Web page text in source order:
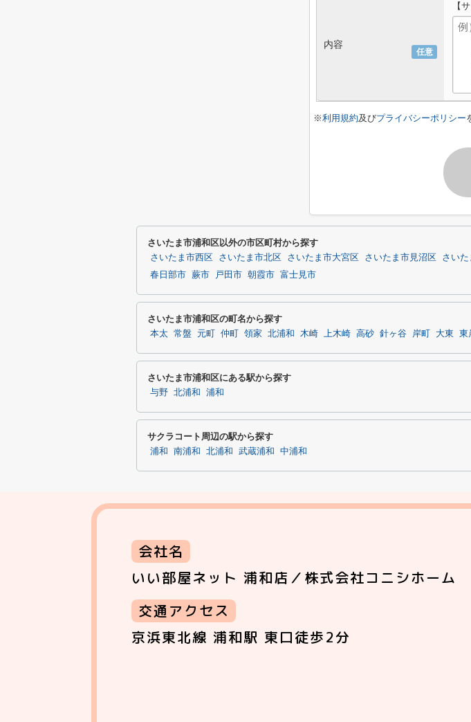
任意
内容
【
※利用規約及びプライバシーポリシー
さいたま市浦和区以外の市区町村から探す
さいたま市西区 さいたま市北区 さいたま市大宮区 さいたま市見沼区 さいた
春日部市
蕨市 戸田市 朝霞市 富士見市
さいたま市浦和区の町名から探す
本太 常盤 元町 仲町 領家 北浦和 木崎 上木崎 高砂 針ヶ谷 岸町 大東 東
さいたま市浦和区にある駅から探す
与野 北浦和 浦和
サクラコート周辺の駅から探す
浦和 南浦和 北浦和 武蔵浦和 中浦和
会社名
いい部屋ネット 浦和店／株式会社コニシホーム
交通アクセス
京浜東北線 浦和駅 東口徒歩2分